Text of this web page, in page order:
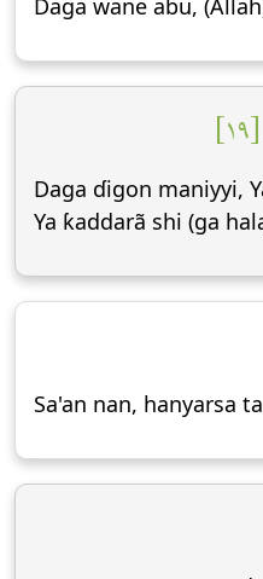
Daga wane abu,
Daga ɗigon maniyyi,
Ya ƙaddarã shi (ga
Sa'an nan, hanyarsa